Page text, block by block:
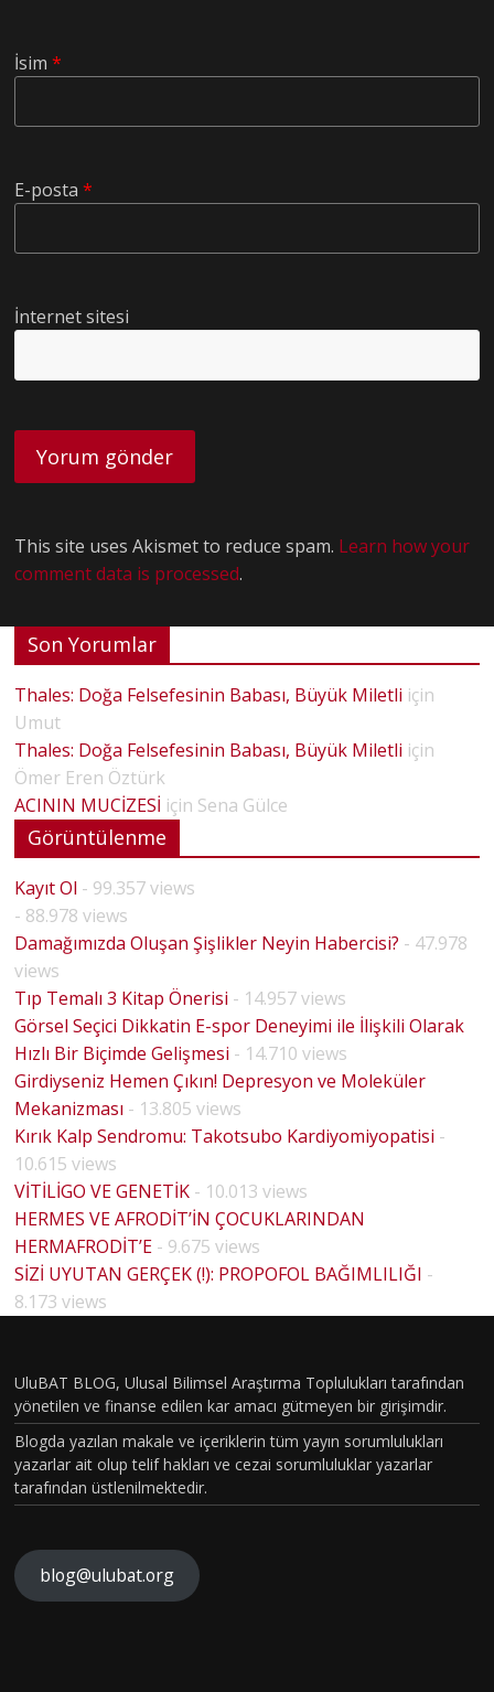
İsim*
E-posta*
İnternet sitesi
This site uses Akismet to reduce spam. Learn how your
comment data is processed.
Son Yorumlar
Thales: Doğa Felsefesinin Babası, Büyük Miletli için
Umut
Thales: Doğa Felsefesinin Babası, Büyük Miletli için
Ömer Eren Öztürk
ACININ MUCİZESİ için Sena Gülce
Görüntülenme
Kayıt Ol - 99.357 views
- 88.978 views
Damağımızda Oluşan Şişlikler Neyin Habercisi? - 47.978
views
Tıp Temalı 3 Kitap Önerisi - 14.957 views
Görsel Seçici Dikkatin E-spor Deneyimi ile İlişkili Olarak
Hızlı Bir Biçimde Gelişmesi - 14.710 views
Girdiyseniz Hemen Çıkın! Depresyon ve Moleküler
Mekanizması - 13.805 views
Kırık Kalp Sendromu: Takotsubo Kardiyomiyopatisi -
10.615 views
VİTİLİGO VE GENETİK - 10.013 views
HERMES VE AFRODİT’İN ÇOCUKLARINDAN
HERMAFRODİT’E - 9.675 views
SİZİ UYUTAN GERÇEK (!): PROPOFOL BAĞIMLILIĞI -
8.173 views
UluBAT BLOG, Ulusal Bilimsel Araştırma Toplulukları tarafından
yönetilen ve finanse edilen kar amacı gütmeyen bir girişimdir.
Blogda yazılan makale ve içeriklerin tüm yayın sorumlulukları
yazarlar ait olup telif hakları ve cezai sorumluluklar yazarlar
tarafından üstlenilmektedir.
blog@ulubat.org
Neande